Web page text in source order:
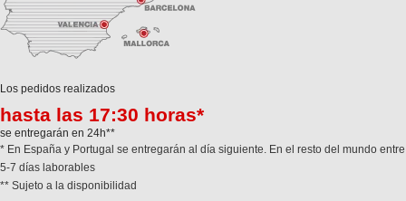
Los pedidos realizados
hasta las 17:30 horas*
se entregarán en 24h**
* En España y Portugal se entregarán al día siguiente. En el resto del mundo entre
5-7 días laborables
** Sujeto a la disponibilidad